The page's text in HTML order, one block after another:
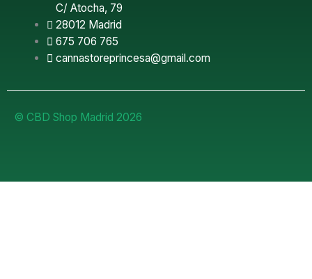
C/ Atocha, 79
28012 Madrid
675 706 765
cannastoreprincesa@gmail.com
© CBD Shop Madrid 2026